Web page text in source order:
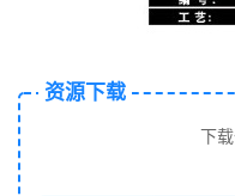
资源下载
下